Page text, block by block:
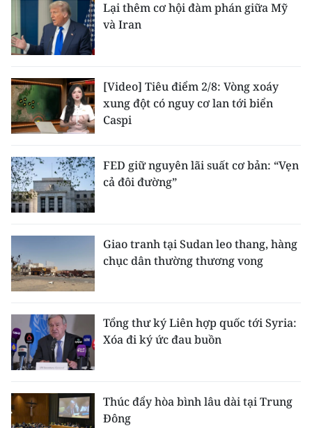
BẠN ĐỌC
KIỂM CHỨNG THÔNG TIN
54 DÂN TỘC VIỆT NAM
CHƯƠNG TRÌNH OCOP - MỖI XÃ
MỘT SẢN PHẨM
RADIO
MEDIA CENTER
E-Magazine
Video
Media Chính trị
Media Kinh tế
Media Xã hội
Lại thêm cơ hội đàm phán giữa Mỹ
và Iran
[Video] Tiêu điểm 2/8: Vòng xoáy
xung đột có nguy cơ lan tới biển
Caspi
FED giữ nguyên lãi suất cơ bản: “Vẹn
cả đôi đường”
Giao tranh tại Sudan leo thang, hàng
chục dân thường thương vong
Tổng thư ký Liên hợp quốc tới Syria:
Xóa đi ký ức đau buồn
Thúc đẩy hòa bình lâu dài tại Trung
Đông